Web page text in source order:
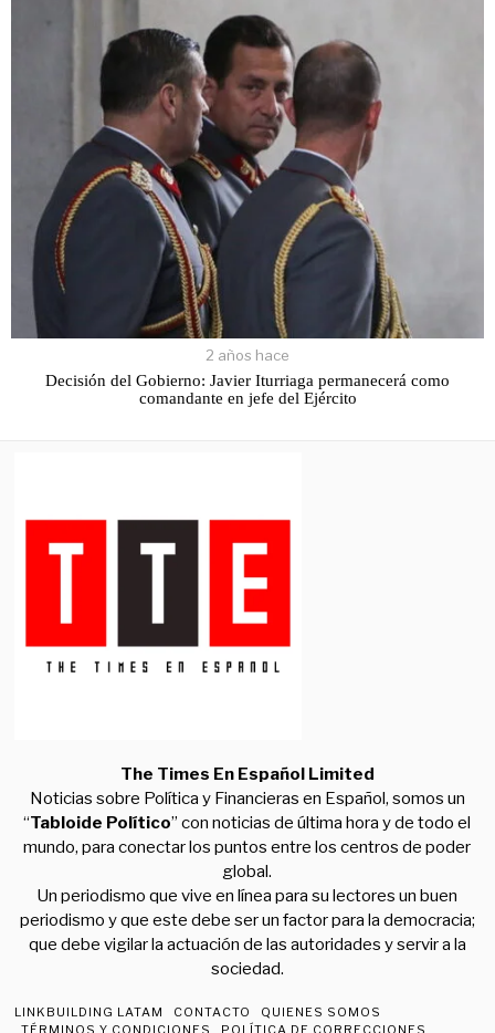
2 años hace
Decisión del Gobierno: Javier Iturriaga permanecerá como
comandante en jefe del Ejército
The Times En Español Limited
Noticias sobre Política y Financieras en Español, somos un
“Tabloide Político” con noticias de última hora y de todo el
mundo, para conectar los puntos entre los centros de poder
global.
Un periodismo que vive en línea para su lectores un buen
periodismo y que este debe ser un factor para la democracia;
que debe vigilar la actuación de las autoridades y servir a la
sociedad.
LINKBUILDING LATAM CONTACTO
QUIENES SOMOS
TÉRMINOS Y CONDICIONES
POLÍTICA DE CORRECCIONES